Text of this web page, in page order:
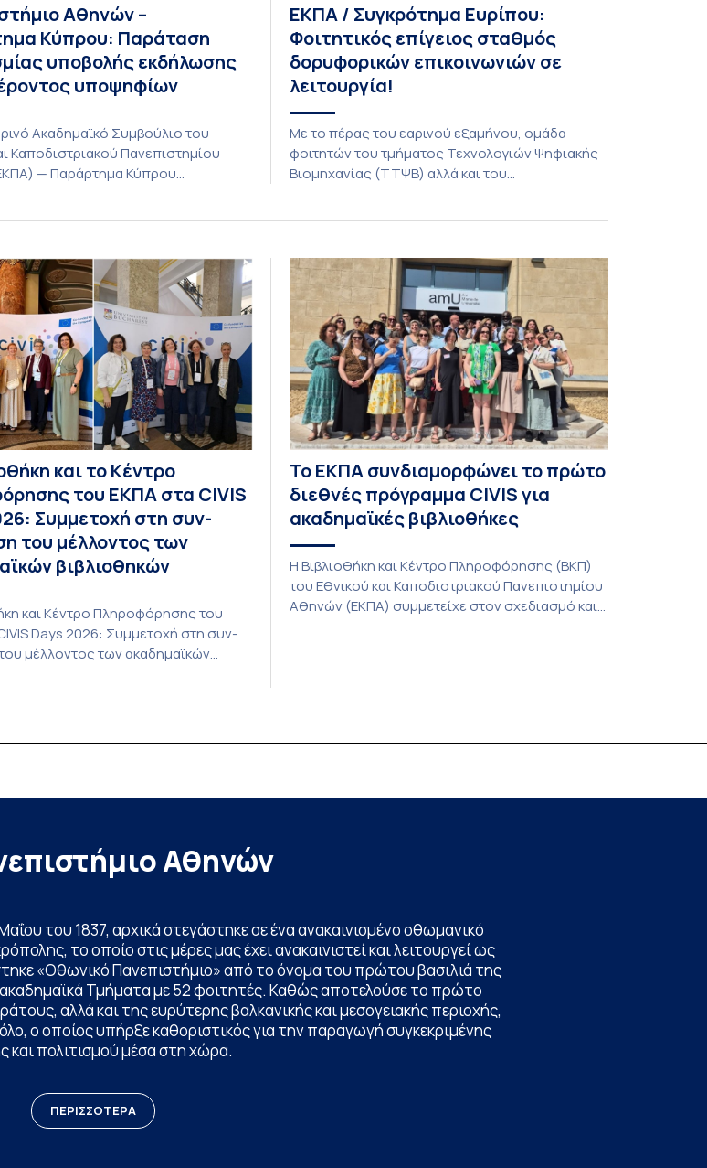
Αθηνών –
Κύπρου: Παράταση
υποβολής εκδήλωσης
υποψηφίων
Ακαδημαϊκό Συμβούλιο του
Καποδιστριακού Πανεπιστημίου
— Παράρτημα Κύπρου
ενδιαφέροντος για την φοίτηση σε
Σπουδών, Τμημάτων του
μας στο Παράρτημα Κύπρου για
έτος 2026-2027, έως τη Δευτέρα
2026. […]
ΕΚΠΑ / Συγκρότημα Ευρίπου:
Φοιτητικός επίγειος σταθμός
δορυφορικών επικοινωνιών σε
λειτουργία!
Με το πέρας του εαρινού εξαμήνου, ομάδα
φοιτητών του τμήματος Τεχνολογιών Ψηφιακής
Βιομηχανίας (ΤΤΨΒ) αλλά και του
λειτουργεί πλέον στο Συγκρότημα Ευρίπου και
εντάσσεται στο παγκόσμιο δίκτυο SatNOGS. Η
ιδέα προέκυψε έπειτα από την επίσκεψη
φοιτητών του ΤΤΨΒ στο Open Source […]
και το Κέντρο
του ΕΚΠΑ στα CIVIS
Συμμετοχή στη συν-
του μέλλοντος των
βιβλιοθηκών
και Κέντρο Πληροφόρησης του
Days 2026: Συμμετοχή στη συν-
μέλλοντος των ακαδημαϊκών
Οι […]
Το ΕΚΠΑ συνδιαμορφώνει το πρώτο
διεθνές πρόγραμμα CIVIS για
ακαδημαϊκές βιβλιοθήκες
Η Βιβλιοθήκη και Κέντρο Πληροφόρησης (ΒΚΠ)
του Εθνικού και Καποδιστριακού Πανεπιστημίου
Αθηνών (ΕΚΠΑ) συμμετείχε στον σχεδιασμό και
αποτελεί […]
Αθηνών
του 1837, αρχικά στεγάστηκε σε ένα ανακαινισμένο οθωμανικό
το οποίο στις μέρες μας έχει ανακαινιστεί και λειτουργεί ως
«Οθωνικό Πανεπιστήμιο» από το όνομα του πρώτου βασιλιά της
Τμήματα με 52 φοιτητές. Καθώς αποτελούσε το πρώτο
αλλά και της ευρύτερης βαλκανικής και μεσογειακής περιοχής,
ο οποίος υπήρξε καθοριστικός για την παραγωγή συγκεκριμένης
και πολιτισμού μέσα στη χώρα.
ΠΕΡΙΣΣΟΤΕΡΑ